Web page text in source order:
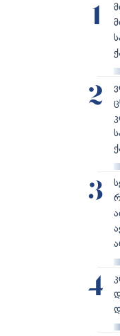
1
2
3
4